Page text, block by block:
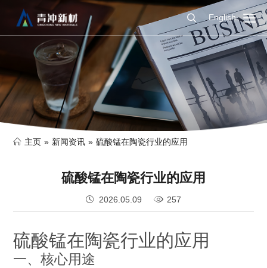
English
主页 » 新闻资讯 » 硫酸锰在陶瓷行业的应用
硫酸锰在陶瓷行业的应用
2026.05.09 257
硫酸锰在陶瓷行业的应用
一、核心用途